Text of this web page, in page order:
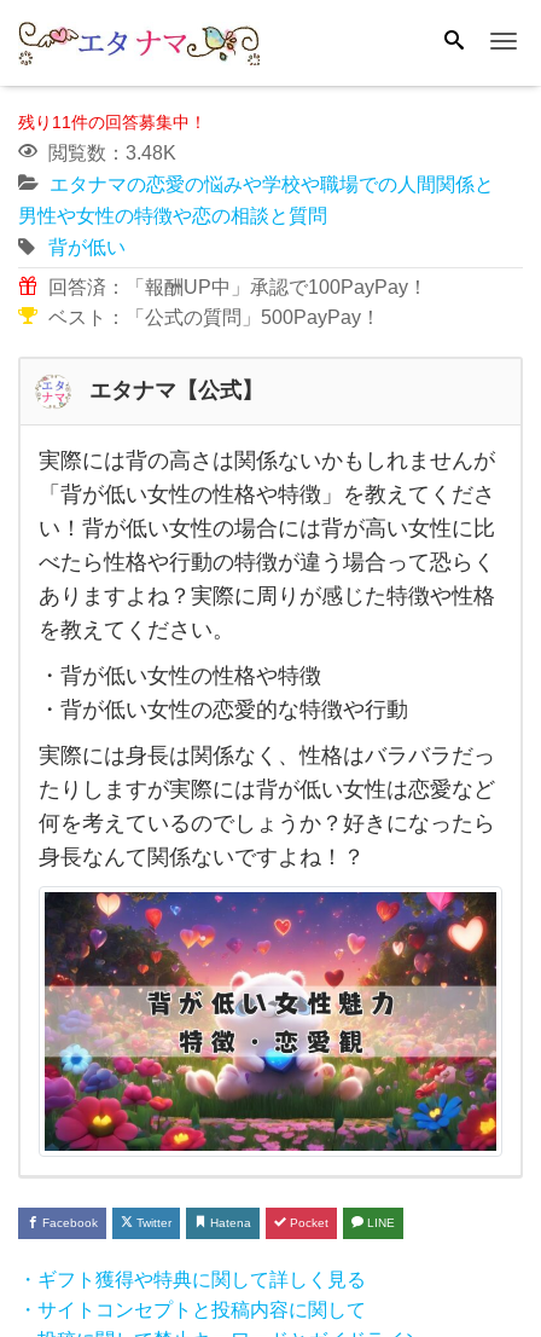
残り11件の回答募集中！
閲覧数：3.48K
エタナマの恋愛の悩みや学校や職場での人間関係と
男性や女性の特徴や恋の相談と質問
背が低い
回答済：「報酬UP中」承認で100PayPay！
ベスト：「公式の質問」500PayPay！
エタナマ【公式】
実際
に
は背
の高
さ
は関
係な
か
も
し
れ
ま
せ
ん
が
「背
が低
い女
性の
性格
や特
徴」
を教
実際には背の高さは関係ないかもしれませんが
「背が低い女性の性格や特徴」を教えてくださ
い！背が低い女性の場合には背が高い女性に比
べたら性格や行動の特徴が違う場合って恐らく
ありますよね？実際に周りが感じた特徴や性格
を教えてください。
・背が低い女性の性格や特徴
・背が低い女性の恋愛的な特徴や行動
実際には身長は関係なく、性格はバラバラだっ
たりしますが実際には背が低い女性は恋愛など
何を考えているのでしょうか？好きになったら
身長なんて関係ないですよね！？
Facebook Twitter Hatena Pocket LINE
・ギフト獲得や特典に関して詳しく見る
・サイトコンセプトと投稿内容に関して